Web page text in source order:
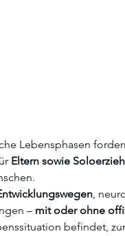
Lebensphasen
Eltern sowie
,
– mit oder ohne
befindet,